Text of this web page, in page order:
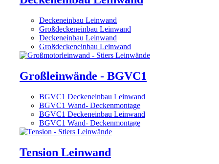
Deckeneinbau Leinwand
Großdeckeneinbau Leinwand
Deckeneinbau Leinwand
Großdeckeneinbau Leinwand
Großleinwände - BGVC1
BGVC1 Deckeneinbau Leinwand
BGVC1 Wand- Deckenmontage
BGVC1 Deckeneinbau Leinwand
BGVC1 Wand- Deckenmontage
Tension Leinwand